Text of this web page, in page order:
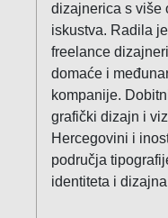
dizajnerica s više
iskustva. Radila
freelance
domaće i
kompanije.
grafički dizajn i
Hercegovini i
područja
identiteta i